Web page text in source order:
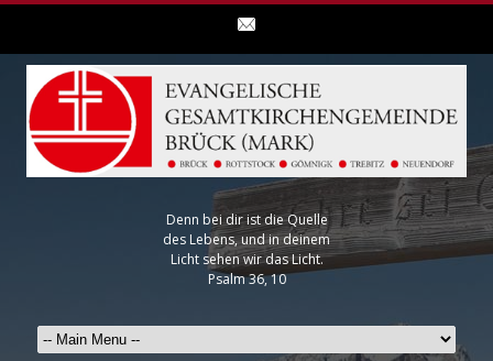
Denn bei dir ist die Quelle
des Lebens, und in deinem
Licht sehen wir das Licht.
Psalm 36, 10